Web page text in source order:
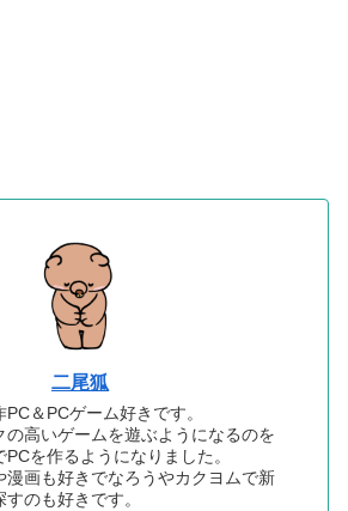
二尾狐
＆PCゲーム好きです。
の高いゲームを遊ぶようになるのを
を作るようになりました。
漫画も好きでなろうやカクヨムで新
のも好きです。